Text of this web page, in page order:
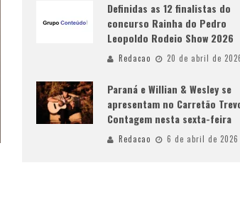
Definidas as 12 finalistas do
concurso Rainha do Pedro
Leopoldo Rodeio Show 2026
Redacao 20 de abril de
Paraná e Willian & Wesley se
apresentam no Carretão
Contagem nesta sexta-feira
Redacao 6 de abril de 2026